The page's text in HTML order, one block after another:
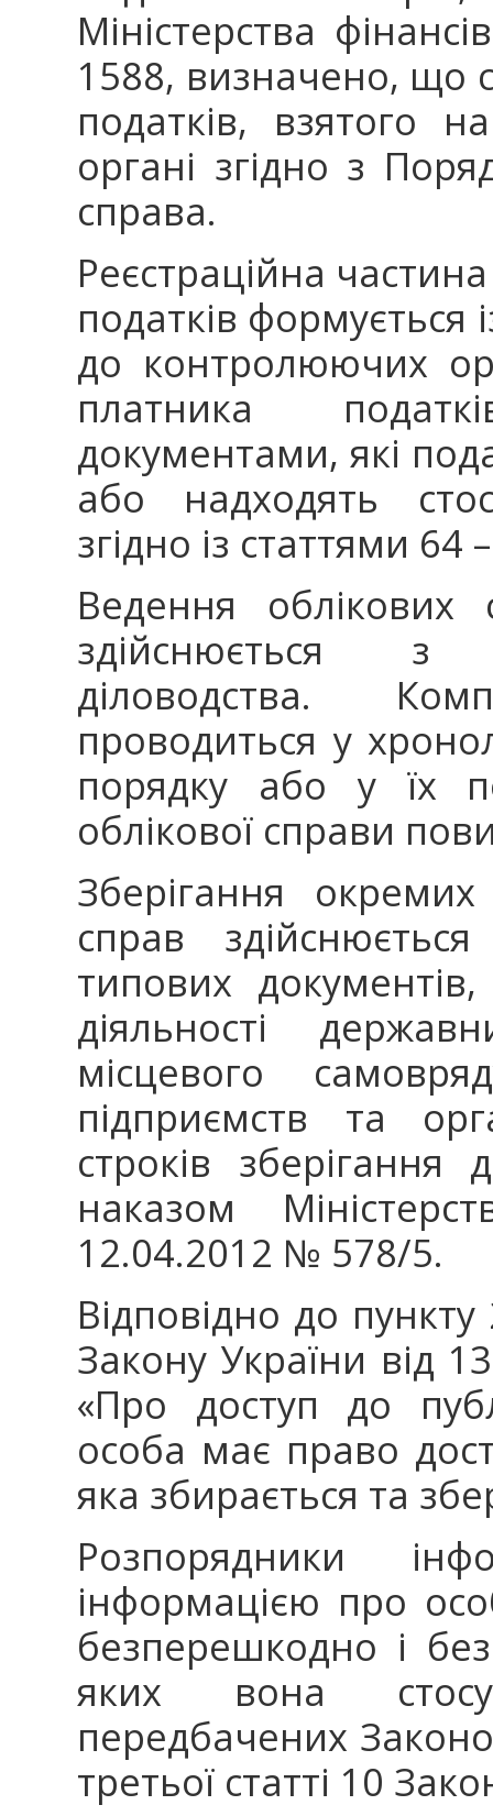
Міністерства
1588, визначено, що
податків, взятого
органі згідно з
справа.
Реєстраційна
податків формується
до контролюючих
платника
документами, які
або надходять
згідно із статтями
Ведення облікових
здійснюється з
діловодства.
проводиться у
порядку або у їх
облікової справи
Зберігання
справ
типових
діяльності
місцевого
підприємств та
строків зберігання
наказом
12.04.2012 № 578/5.
Відповідно до
Закону України від
«Про доступ до
особа має право
яка збирається та
Розпорядники
інформацією про
безперешкодно і
яких вона
передбачених
третьої статті 10